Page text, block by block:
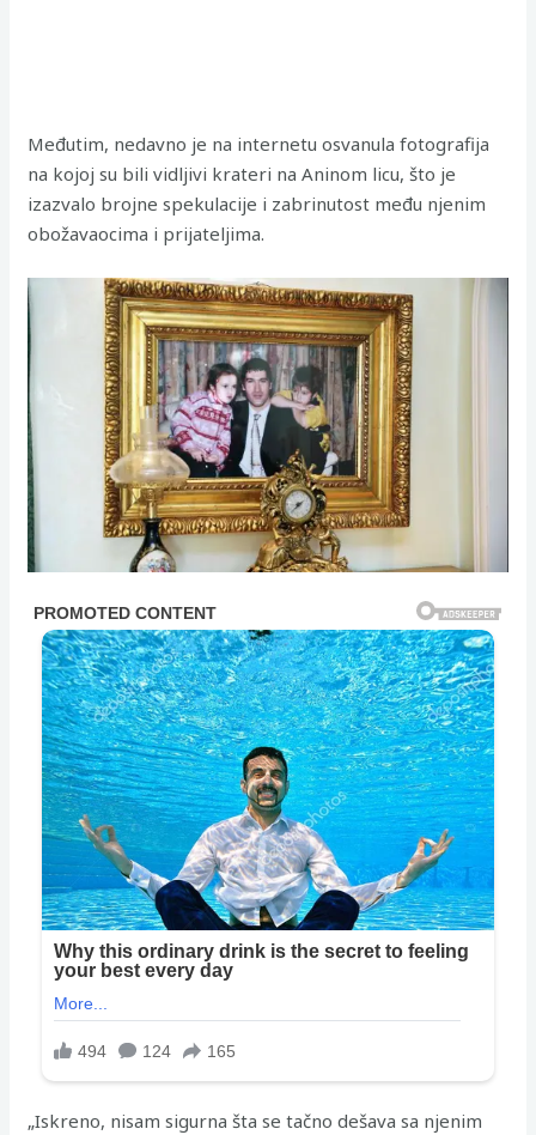
Međutim, nedavno je na internetu osvanula fotografija
na kojoj su bili vidljivi krateri na Aninom licu, što je
izazvalo brojne spekulacije i zabrinutost među njenim
obožavaocima i prijateljima.
„Iskreno, nisam sigurna šta se tačno dešava sa njenim